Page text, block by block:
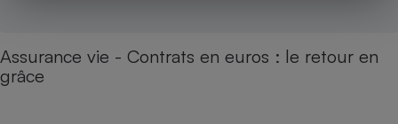
Assurance vie - Contrats en euros : le retour en
grâce